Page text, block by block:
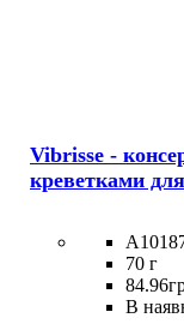
Vibrisse -
креветками
70 г
84.96
В